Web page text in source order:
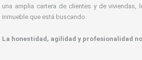
una amplia cartera de clientes y de viviendas,
inmueble que está buscando.
La honestidad, agilidad y profesionalidad